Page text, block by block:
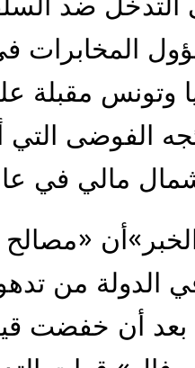
المخابرات
وتونس
الفوضى
مالي في عامي 2011
«مصالح
الدولة من
أن خفضت